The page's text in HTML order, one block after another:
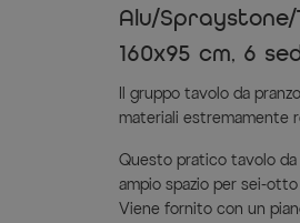
Alu/Spraystone/
160x95 cm, 6
Il gruppo tavolo da
materiali estremamente
Questo pratico tavolo da
ampio spazio per sei-
Viene fornito con un